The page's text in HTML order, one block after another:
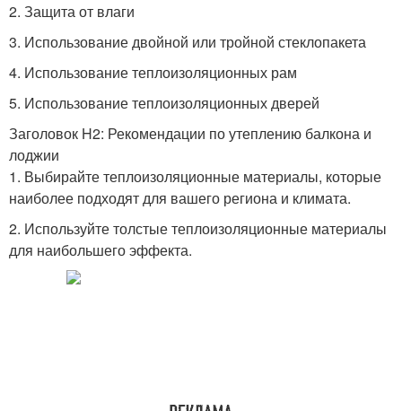
2. Защита от влаги
3. Использование двойной или тройной стеклопакета
4. Использование теплоизоляционных рам
5. Использование теплоизоляционных дверей
Заголовок H2: Рекомендации по утеплению балкона и
лоджии
1. Выбирайте теплоизоляционные материалы, которые
наиболее подходят для вашего региона и климата.
2. Используйте толстые теплоизоляционные материалы
для наибольшего эффекта.